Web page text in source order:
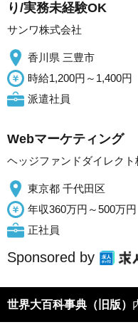
り/実務未経験OK
サンワ株式会社
香川県 三豊市
時給1,200円～1,400円
派遣社員
Webマーケティング
ヘッジファンドダイレクト
東京都 千代田区
年収360万円～500万円
正社員
Sponsored by
世界大百科事典（旧版）